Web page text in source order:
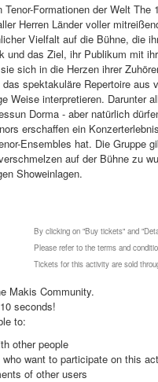
Tenor-Formationen der Welt
Herren Länder voller
Vielfalt auf die Bühne, die
und das Ziel, ihr Publikum mit
sich in die Herzen ihrer
spektakuläre Repertoire
Weise interpretieren. Darunter
Dorma - aber natürlich
erschaffen ein
Ensembles hat. Die Gruppe
auf der Bühne zu
Showeinlagen.
By clicking on "Buy tickets" and
Please refer to the terms and
Tickets for this activity are sold
Makis Community.
seconds!
to:
other people
want to participate on this
of other users